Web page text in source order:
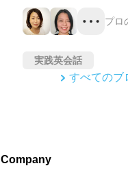
プロ
実践英会話
すべてのブ
Company